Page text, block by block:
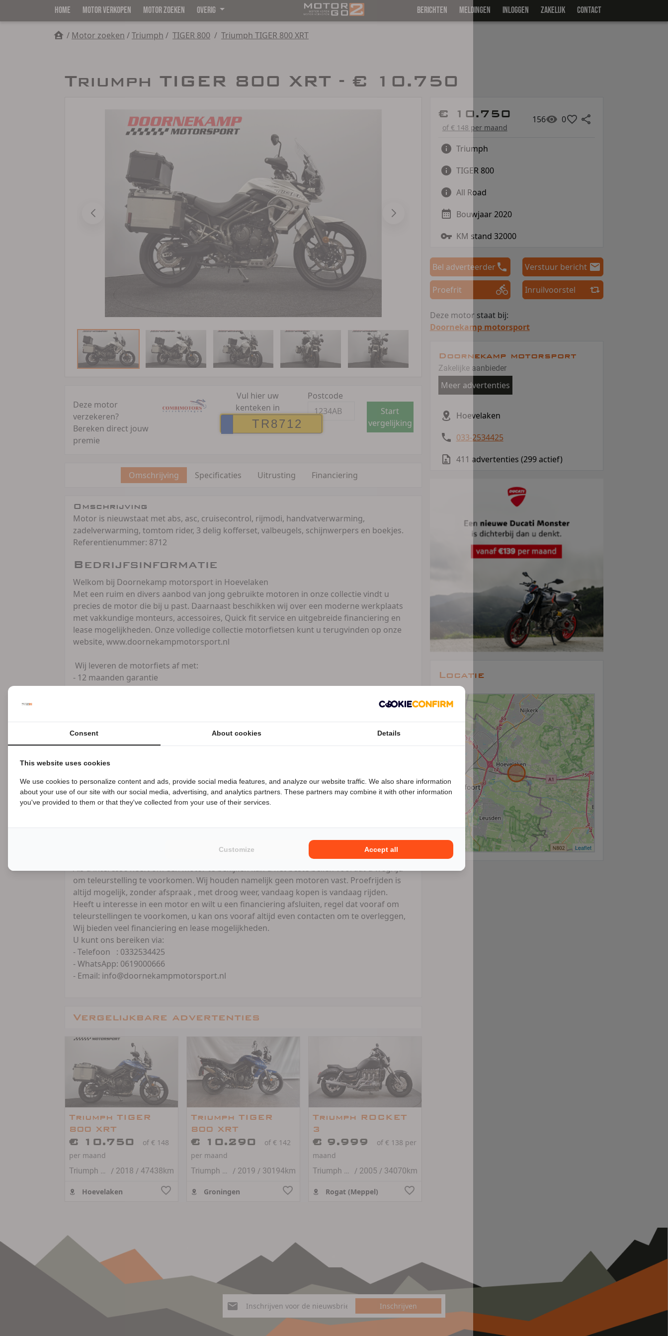
HOME MOTOR VERKOPEN MOTOR ZOEKEN OVERIG BERICHTEN MELDINGEN INLOGGEN ZAKELIJK CONTACT
/ Motor zoeken /Triumph / TIGER 800 / Triumph TIGER 800 XRT
Triumph TIGER 800 XRT - € 10.750
Deze motor
verzekeren?
Bereken direct jouw
premie
Vul hier uw
kenteken in
Postcode
Start
vergelijking
Omschrijving Specificaties Uitrusting Financiering
Omschrijving
Motor is nieuwstaat met abs, asc, cruisecontrol, rijmodi, handvatverwarming,
zadelverwarming, tomtom rider, 3 delig kofferset, valbeugels, schijnwerpers en boekjes.
Referentienummer: 8712
Bedrijfsinformatie
Welkom bij Doornekamp motorsport in Hoevelaken
Met een ruim en divers aanbod van jong gebruikte motoren in onze collectie vindt u
precies de motor die bij u past. Daarnaast beschikken wij over een moderne werkplaats
met vakkundige monteurs, accessoires, Quick fit service en uitgebreide financiering en
lease mogelijkheden. Onze volledige collectie motorfietsen kunt u terugvinden op onze
website, www.doornekampmotorsport.nl
Wij leveren de motorfiets af met:
- 12 maanden garantie
- Servicebeurt en aflever controle
- Garantie en service boekje
- Tenaamstelling / vrijwaring
- Gratis 10 dagen allrisk verzekering
- Gratis Check einde garantie
- Snelle lease en financieringsmogelijkheden.
Wij rekenen daarvoor 249,- euro afleverkosten.
Inbegrepen op Via Bovag.
Let op !! 2e paasdag en Hemelvaartsdag zijn wij geopend vanaf 11:00 tot 16:00
Als u interesse heeft om een motor te bekijken kan u het beste bellen voordat u wegrijd
om teleurstelling te voorkomen. Wij houden namelijk geen motoren vast. Proefrijden is
altijd mogelijk, zonder afspraak , met droog weer, vandaag kopen is vandaag rijden.
Heeft u interesse in een motor en wilt u een financiering afsluiten, regel dat vooraf om
teleurstellingen te voorkomen, u kan ons vooraf altijd even contacten om te overleggen,
Wij bieden veel financiering en lease mogelijkheden.
U kunt ons bereiken via:
- Telefoon : 0332534425
- WhatsApp: 0619000666
- Email: info@doornekampmotorsport.nl
Vergelijkbare advertenties
Triumph TIGER
800 XRT
€ 10.750
of € 148
per maand
Triumph TIGER 800
/ 2018 / 47438km
Hoevelaken
Triumph TIGER
800 XRT
€ 10.290
of € 142
per maand
Triumph TIGER 800
/ 2019 / 30194km
Groningen
Triumph ROCKET
3
€ 9.999
of € 138 per
maand
Triumph ROCKET
/ 2005 / 34070km
Rogat (Meppel)
€ 10.750
of € 148 per maand
156 0
Triumph
TIGER 800
All Road
Bouwjaar 2020
KM stand 32000
Bel adverteerder Verstuur bericht
Proefrit Inruilvoorstel
Deze motor staat bij:
Doornekamp motorsport
Doornekamp motorsport
Zakelijke aanbieder
Meer advertenties
Hoevelaken
033-2534425
411 advertenties (299 actief)
Locatie
+
−
Leaflet
Benieuwd naar de speciale Motor2go prijs? Bel 033-2534425
Inschrijven
Consent About cookies Details
This website uses cookies
We use cookies to personalize content and ads, provide social media features, and analyze our website traffic. We also share information
about your use of our site with our social media, advertising, and analytics partners. These partners may combine it with other information
you've provided to them or that they've collected from your use of their services.
Customize Accept all